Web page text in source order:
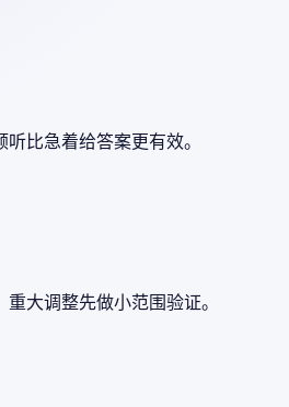
比急着给答案更有效。
大调整先做小范围验证。